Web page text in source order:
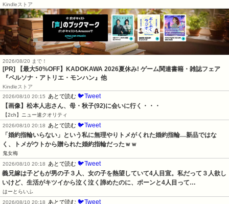
Kindleストア
2026/08/20 まで！
[PR]
【最大50%OFF】KADOKAWA 2026夏休み! ゲーム関連書籍・雑誌フェア
『ペルソナ・アトリエ・モンハン』他
Kindleストア
2026/08/10 20:15
あとで読む 🐦Tweet
【画像】松本人志さん、母・秋子(92)に会いに行く・・・
【2ch】ニュー速クオリティ
2026/08/10 20:18
あとで読む 🐦Tweet
「婚約指輪いらない」という私に無理やりトメがくれた婚約指輪…新品ではな
く、トメがウトから贈られた婚約指輪だったｗｗ
鬼女梅
2026/08/10 20:18
あとで読む 🐦Tweet
義兄嫁は子どもが男の子３人、女の子を熱望していて4人目宣。私だって３人欲し
いけど、生活がキツイから泣く泣く諦めたのに、ポーンと4人目って…
はーとらいふ
2026/08/10 20:18
あとで読む 🐦Tweet